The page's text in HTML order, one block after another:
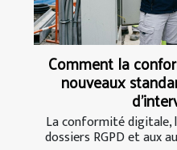
Comment la
nouveaux
La conformité digitale,
dossiers RGPD et aux